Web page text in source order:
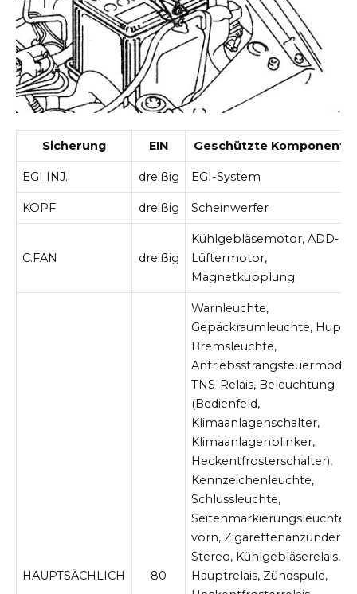
Sicherung EIN Geschützte Komponente
EGI INJ. dreißig EGI-System
KOPF dreißig Scheinwerfer
C.FAN dreißig
Kühlgebläsemotor, ADD-
Lüftermotor,
Magnetkupplung
HAUPTSÄCHLICH 80
Warnleuchte,
Gepäckraumleuchte, Hupe,
Bremsleuchte,
Antriebsstrangsteuermodul,
TNS-Relais, Beleuchtung
(Bedienfeld,
Klimaanlagenschalter,
Klimaanlagenblinker,
Heckentfrosterschalter),
Kennzeichenleuchte,
Schlussleuchte,
Seitenmarkierungsleuchte
vorn, Zigarettenanzünder ,
Stereo, Kühlgebläserelais,
Hauptrelais, Zündspule,